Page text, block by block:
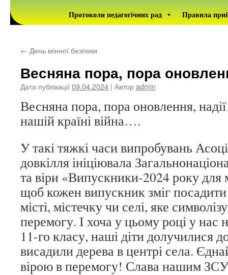
Протоколи педагогічних рад
Правила
← День мінної безпеки
Весняна пора, пора
Дата публікації09.04.2024 | Авторadmin
Весняна пора, пора оновлення,
нашій країні війна….
У такі тяжкі часи випробувань
довкілля ініціювала
та віри «Випускники-2024 року для
щоб кожен випускник зміг
місті, містечку чи селі, яке
перемогу. І хоча у цьому році у нас
11-го класу, наші діти долучилися до
висадили дерева в центрі села.
вірою в перемогу! Слава нашим